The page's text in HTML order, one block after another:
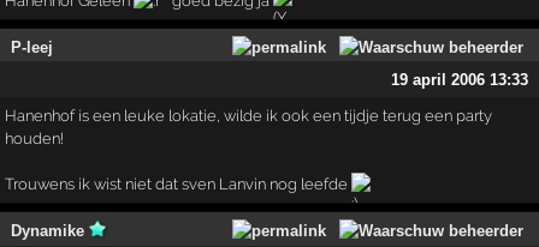
P-leej
19 april 2006 13:33
Hanenhof is een leuke lokatie, wilde ik ook een tijdje terug een party
houden!
Trouwens ik wist niet dat sven Lanvin nog leefde
Dynamike